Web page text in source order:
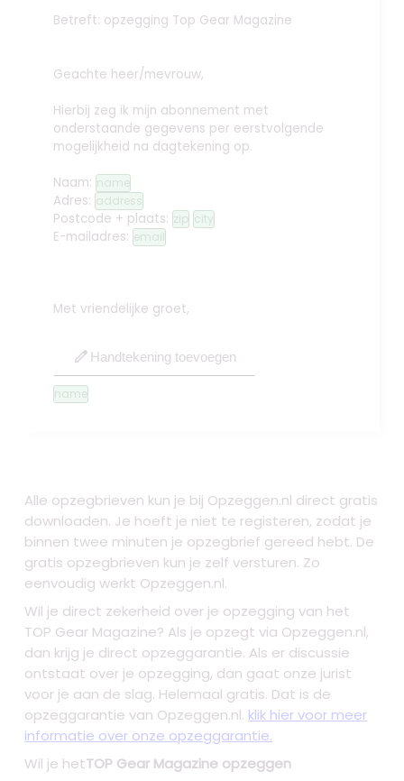
Betreft: opzegging Top Gear Magazine
Geachte heer/mevrouw,
Hierbij zeg ik mijn abonnement met
onderstaande gegevens per eerstvolgende
mogelijkheid na dagtekening op.
Naam: name
Adres: address
Postcode + plaats: zip city
E-mailadres: email
Met vriendelijke groet,
edit Handtekening toevoegen
name
Alle opzegbrieven kun je bij Opzeggen.nl direct gratis
downloaden. Je hoeft je niet te registeren, zodat je
binnen twee minuten je opzegbrief gereed hebt. De
gratis opzegbrieven kun je zelf versturen. Zo
eenvoudig werkt Opzeggen.nl.
Wil je direct zekerheid over je opzegging van het
TOP Gear Magazine? Als je opzegt via Opzeggen.nl,
dan krijg je direct opzeggarantie. Als er discussie
ontstaat over je opzegging, dan gaat onze jurist
voor je aan de slag. Helemaal gratis. Dat is de
opzeggarantie van Opzeggen.nl. klik hier voor meer
informatie over onze opzeggarantie.
Wil je hetTOP Gear Magazine opzeggen